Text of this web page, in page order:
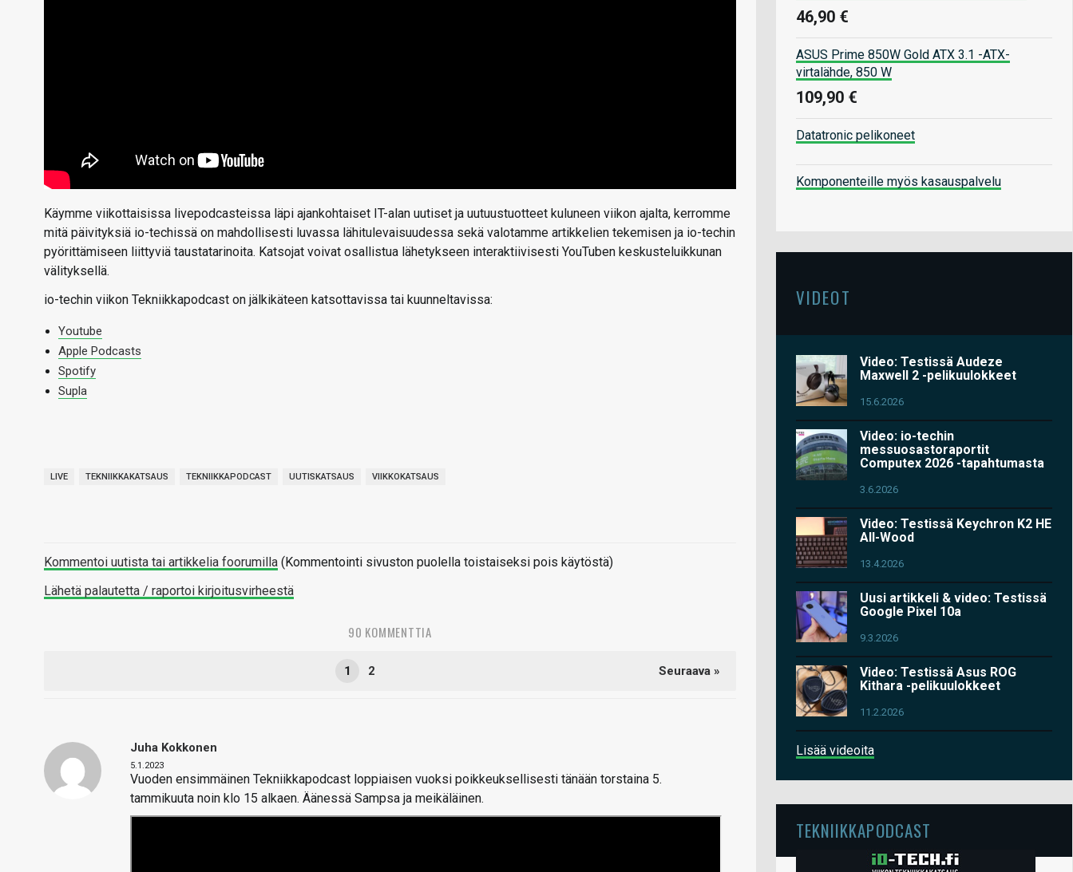
Käymme viikottaisissa livepodcasteissa läpi ajankohtaiset IT-alan uutiset ja uutuustuotteet kuluneen viikon ajalta, kerromme
mitä päivityksiä io-techissä on mahdollisesti luvassa lähitulevaisuudessa sekä valotamme artikkelien tekemisen ja io-techin
pyörittämiseen liittyviä taustatarinoita. Katsojat voivat osallistua lähetykseen interaktiivisesti YouTuben keskusteluikkunan
välityksellä.
io-techin viikon Tekniikkapodcast on jälkikäteen katsottavissa tai kuunneltavissa:
Youtube
Apple Podcasts
Spotify
Supla
LIVE TEKNIIKKAKATSAUS TEKNIIKKAPODCAST UUTISKATSAUS VIIKKOKATSAUS
Kommentoi uutista tai artikkelia foorumilla (Kommentointi sivuston puolella toistaiseksi pois käytöstä)
Lähetä palautetta / raportoi kirjoitusvirheestä
90 KOMMENTTIA
1 2 Seuraava »
Juha Kokkonen
5.1.2023
Vuoden ensimmäinen Tekniikkapodcast loppiaisen vuoksi poikkeuksellisesti tänään torstaina 5.
tammikuuta noin klo 15 alkaen. Äänessä Sampsa ja meikäläinen.
46,90 €
ASUS Prime 850W Gold ATX 3.1 -ATX-
virtalähde, 850 W
109,90 €
Datatronic pelikoneet
Komponenteille myös kasauspalvelu
VIDEOT
Video: Testissä Audeze
Maxwell 2 -pelikuulokkeet
15.6.2026
Video: io-techin
messuosastoraportit
Computex 2026 -tapahtumasta
3.6.2026
Video: Testissä Keychron K2 HE
All-Wood
13.4.2026
Uusi artikkeli & video: Testissä
Google Pixel 10a
9.3.2026
Video: Testissä Asus ROG
Kithara -pelikuulokkeet
11.2.2026
Lisää videoita
TEKNIIKKAPODCAST